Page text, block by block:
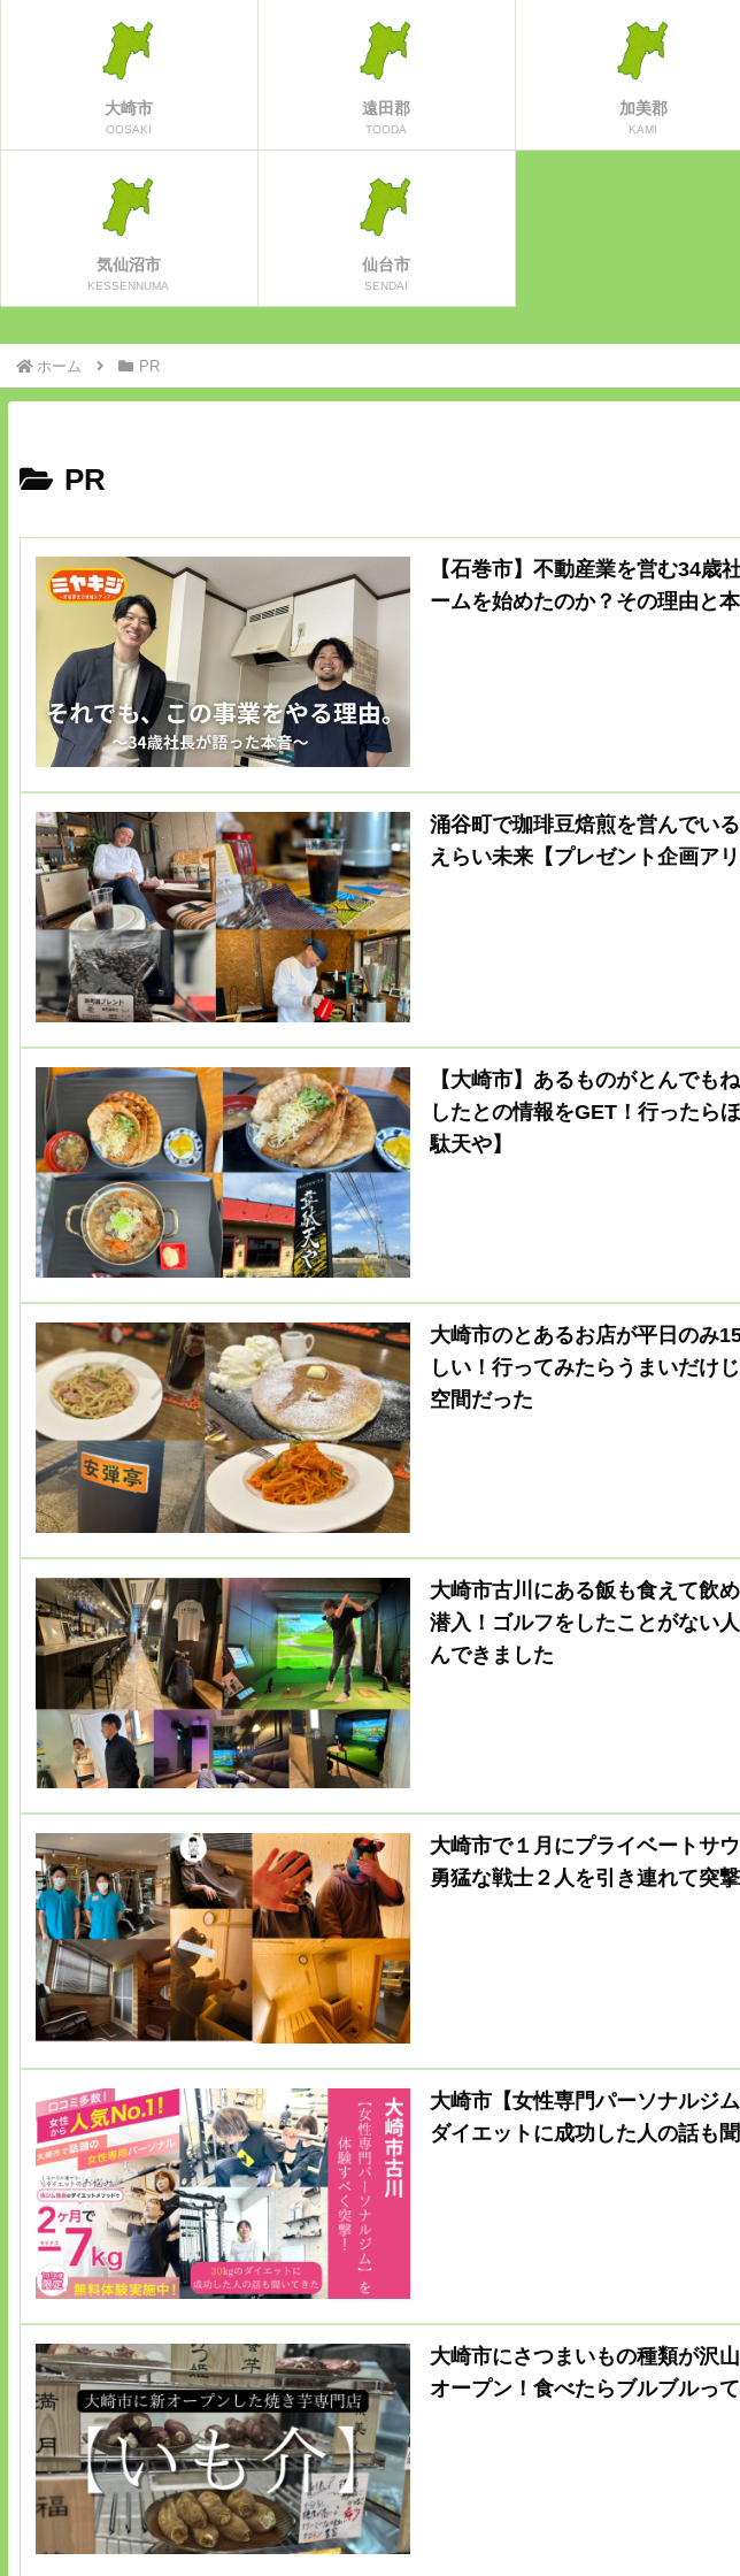
大崎市
OOSAKI
遠田郡
TOODA
加美郡
KAMI
気仙沼市
KESSENNUMA
仙台市
SENDAI
ホーム PR
PR
【石巻市】不動産業を営む34歳
ームを始めたのか？その理由と
涌谷町で珈琲豆焙煎を営んでい
えらい未来【プレゼント企画アリ
【大崎市】あるものがとんでも
したとの情報をGET！行ったら
駄天や】
大崎市のとあるお店が平日のみ
しい！行ってみたらうまいだけ
空間だった
大崎市古川にある飯も食えて飲
潜入！ゴルフをしたことがない
んできました
大崎市で１月にプライベートサ
勇猛な戦士２人を引き連れて突
大崎市【女性専門パーソナルジ
ダイエットに成功した人の話も
大崎市にさつまいもの種類が沢
オープン！食べたらブルブルっ